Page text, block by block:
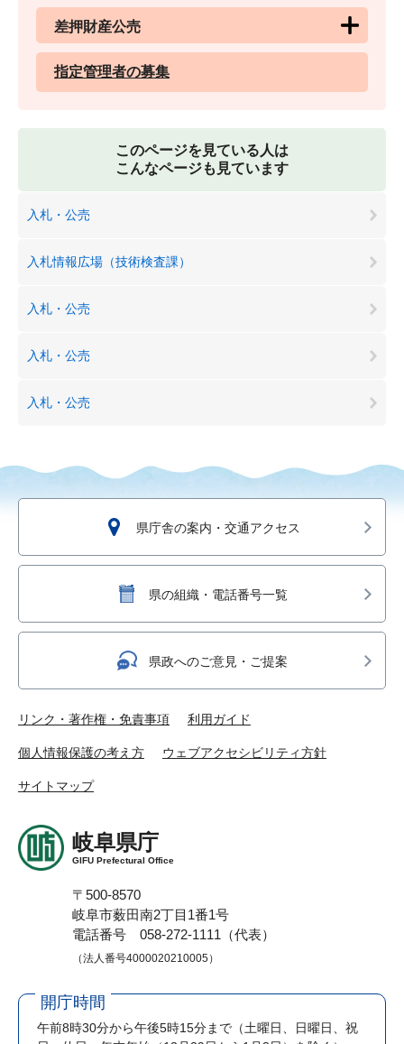
差押財産公売
指定管理者の募集
このページを見ている人は
こんなページも見ています
入札・公売
入札情報広場（技術検査課）
入札・公売
入札・公売
入札・公売
県庁舎の案内・交通アクセス
県の組織・電話番号一覧
県政へのご意見・ご提案
リンク・著作権・免責事項 利用ガイド
個人情報保護の考え方 ウェブアクセシビリティ方針
サイトマップ
岐阜県庁
GIFU Prefectural Office
〒500-8570
岐阜市薮田南2丁目1番1号
電話番号 058-272-1111（代表）
（法人番号4000020210005）
開庁時間
午前8時30分から午後5時15分まで （土曜日、日曜日、祝